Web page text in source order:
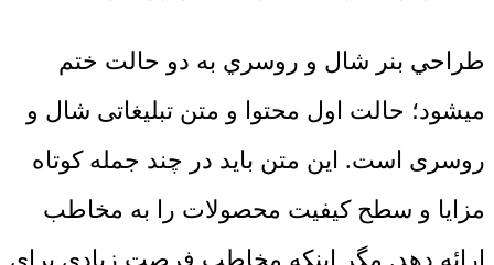
طراحي بنر شال و روسري به دو حالت ختم
میشود؛ حالت اول محتوا و متن تبلیغاتی شال و
روسری است. این متن باید در چند جمله کوتاه
مزایا و سطح کیفیت محصولات را به مخاطب
ارائه دهد. مگر اینکه مخاطب فرصت زیادی برای